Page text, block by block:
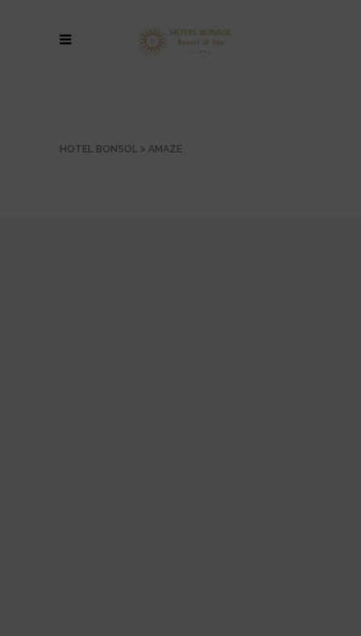
HOTEL BONSOL > AMAZE